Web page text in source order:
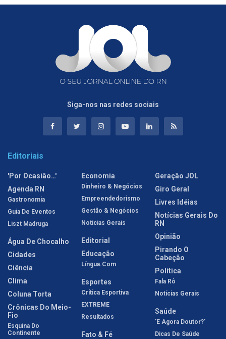
Siga-nos nas redes sociais
Editoriais
'Por Ocasião…'
Agenda RN
Gastronomia
Guia De Eventos
Liszt Madruga
Água De Chocalho
Cidades
Ciência
Clima
Coluna Torta
Crônicas Do Meio-
Fio
Esquina Do
Continente
Economia
Dinheiro & Negócios
Empreendedorismo
Gestão & Negócios
Notícias Gerais
Editorial
Educação
Língua.com
Esportes
Crítica Esportiva
EXTREME
Resultados
Fato & Fé
Geração JOL
Giro Geral
Livres Idéias
Notícias Gerais Do
RN
Opinião
Pirando O
Cabeção
Política
Fala Rô
Notícias Gerais
Saúde
'E Agora Doutor?'
Dicas De Saúde